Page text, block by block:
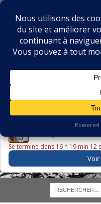
LE BLOG DU
LE LIVRE DU JOUR
Se termine dans 16 h 19 min 11 s
Voir